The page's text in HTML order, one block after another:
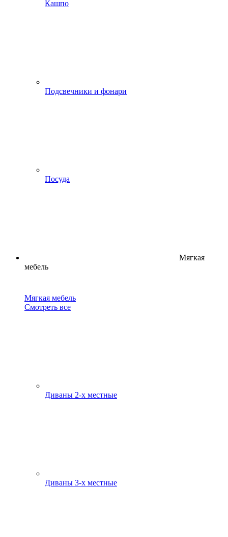
Кашпо
Подсвечники и фонари
Посуда
Мягкая
мебель
Мягкая мебель
Смотреть все
Диваны 2-х местные
Диваны 3-х местные